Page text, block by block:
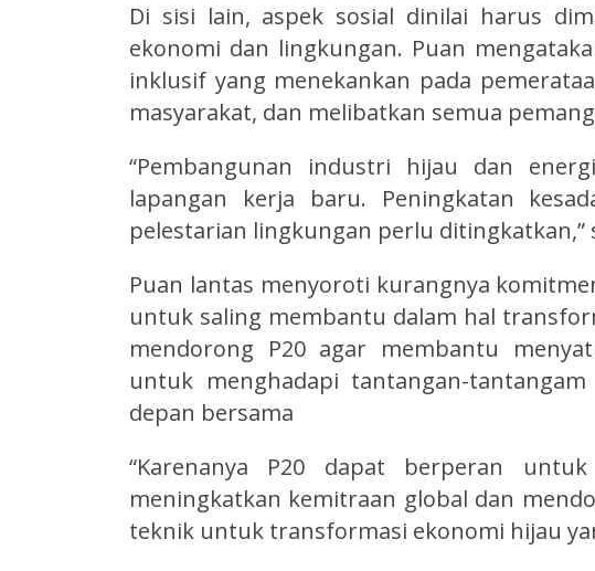
Di sisi lain, aspek sosial dinilai harus
ekonomi dan lingkungan. Puan
inklusif yang menekankan pada
masyarakat, dan melibatkan semua
“Pembangunan industri hijau dan
lapangan kerja baru. Peningkatan
pelestarian lingkungan perlu ditingkatkan,”
Puan lantas menyoroti kurangnya
untuk saling membantu dalam hal
mendorong P20 agar membantu
untuk menghadapi tantangan-
depan bersama
“Karenanya P20 dapat berperan
meningkatkan kemitraan global dan
teknik untuk transformasi ekonomi hijau